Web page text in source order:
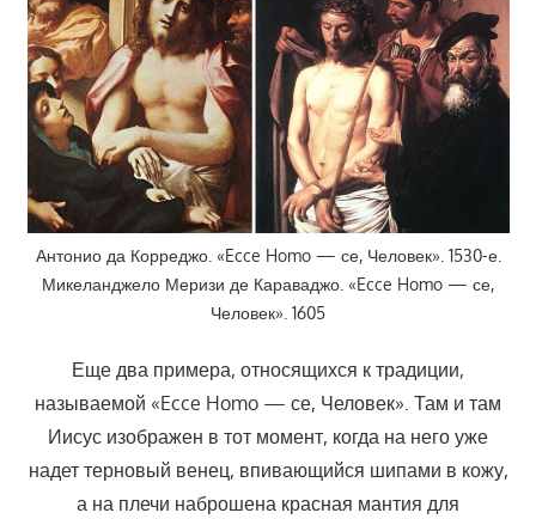
Антонио да Корреджо. «Ecce Homo — се, Человек». 1530-е.
Микеланджело Меризи де Караваджо. «Ecce Homo — се,
Человек». 1605
Еще два примера, относящихся к традиции,
называемой «Ecce Homo — се, Человек». Там и там
Иисус изображен в тот момент, когда на него уже
надет терновый венец, впивающийся шипами в кожу,
а на плечи наброшена красная мантия для